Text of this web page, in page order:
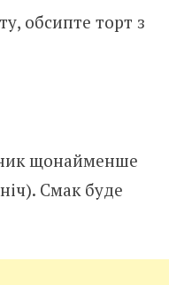
обсипте торт з
щонайменше
Смак буде